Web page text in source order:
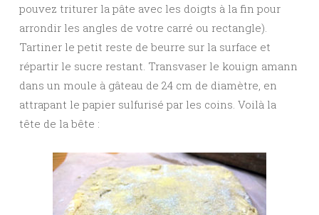
pouvez triturer la pâte avec les doigts à la fin pour
arrondir les angles de votre carré ou rectangle).
Tartiner le petit reste de beurre sur la surface et
répartir le sucre restant. Transvaser le kouign amann
dans un moule à gâteau de 24 cm de diamètre, en
attrapant le papier sulfurisé par les coins. Voilà la
tête de la bête :